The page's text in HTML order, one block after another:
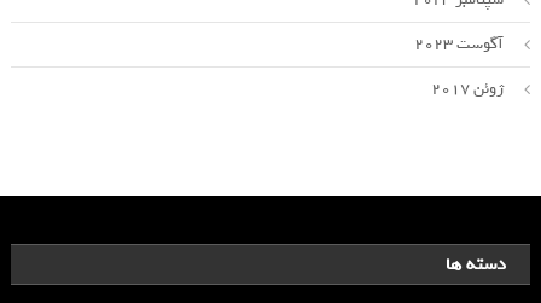
آگوست 2023
ژوئن 2017
دسته ها